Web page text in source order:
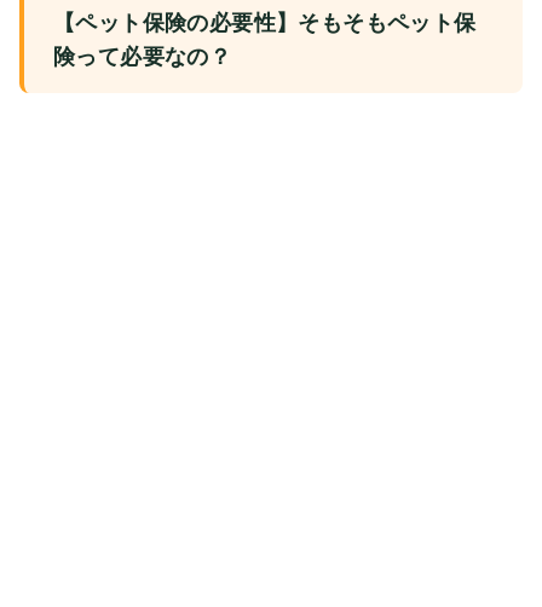
【ペット保険の必要性】そもそもペット保
険って必要なの？